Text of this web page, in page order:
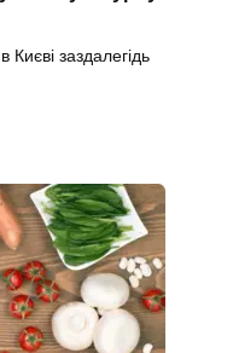
Києві заздалегідь